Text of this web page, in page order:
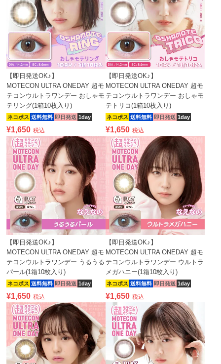
【即日発送OK♪】
MOTECON ULTRA ONEDAY 超モ
テコンウルトラワンデー おしゃモ
テリング(1箱10枚入り)
ネコポス 送料無料 即日発送 1day
¥1,650 税込
【即日発送OK♪】
MOTECON ULTRA ONEDAY 超モ
テコンウルトラワンデー おしゃモ
テトリコ(1箱10枚入り)
ネコポス 送料無料 即日発送 1day
¥1,650 税込
【即日発送OK♪】
MOTECON ULTRA ONEDAY 超モ
テコンウルトラワンデー うるうる
パール(1箱10枚入り)
ネコポス 送料無料 即日発送 1day
¥1,650 税込
【即日発送OK♪】
MOTECON ULTRA ONEDAY 超モ
テコンウルトラワンデー ウルトラ
メガハニー(1箱10枚入り)
ネコポス 送料無料 即日発送 1day
¥1,650 税込